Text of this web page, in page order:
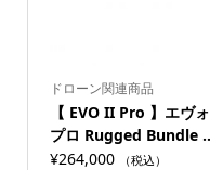
ドローン関連商品
【 EVO II Pro 】エヴ
プロ Rugged Bundle
¥264,000 （税込）